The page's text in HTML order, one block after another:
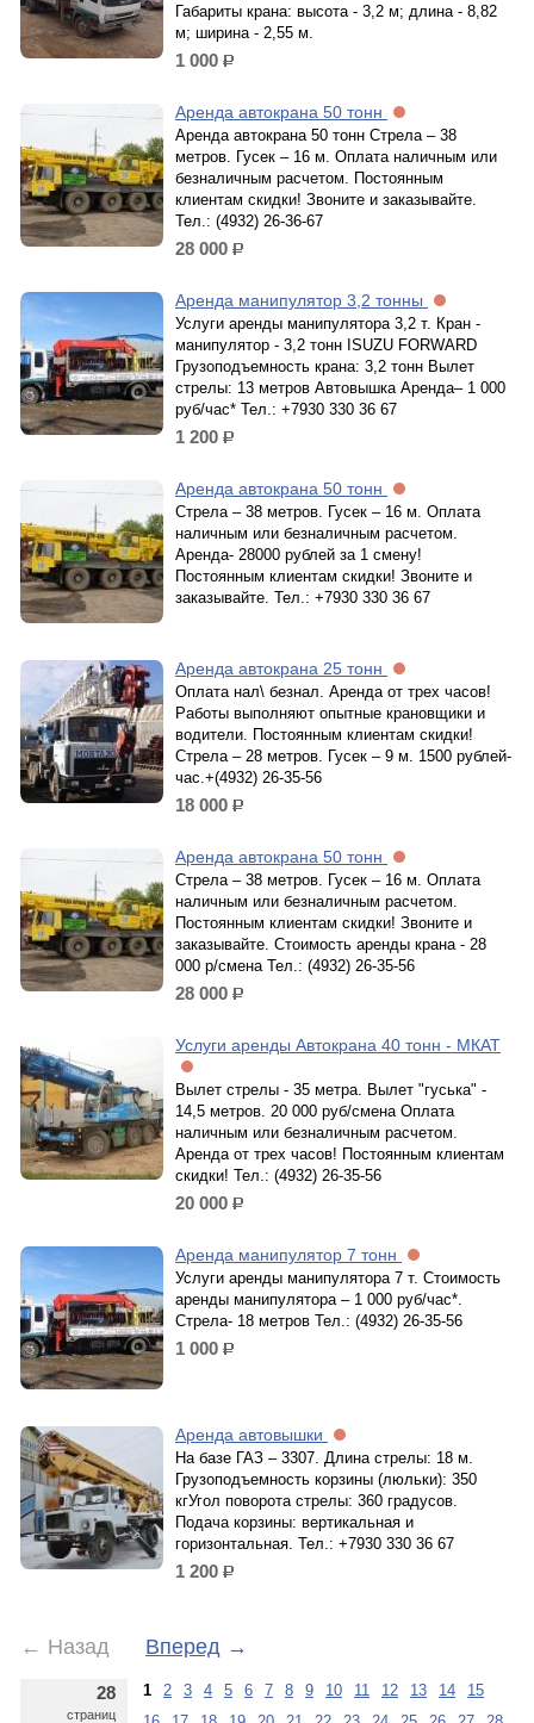
Габариты крана: высота - 3,2 м; длина - 8,82
м; ширина - 2,55 м.
1 000 р.
Аренда автокрана 50 тонн
Аренда автокрана 50 тонн Стрела – 38
метров. Гусек – 16 м. Оплата наличным или
безналичным расчетом. Постоянным
клиентам скидки! Звоните и заказывайте.
Тел.: (4932) 26-36-67
28 000 р.
Аренда манипулятор 3,2 тонны
Услуги аренды манипулятора 3,2 т. Кран -
манипулятор - 3,2 тонн ISUZU FORWARD
Грузоподъемность крана: 3,2 тонн Вылет
стрелы: 13 метров Автовышка Аренда– 1 000
руб/час* Тел.: +7930 330 36 67
1 200 р.
Аренда автокрана 50 тонн
Стрела – 38 метров. Гусек – 16 м. Оплата
наличным или безналичным расчетом.
Аренда- 28000 рублей за 1 смену!
Постоянным клиентам скидки! Звоните и
заказывайте. Тел.: +7930 330 36 67
Аренда автокрана 25 тонн
Оплата нал\ безнал. Аренда от трех часов!
Работы выполняют опытные крановщики и
водители. Постоянным клиентам скидки!
Стрела – 28 метров. Гусек – 9 м. 1500 рублей-
час.+(4932) 26-35-56
18 000 р.
Аренда автокрана 50 тонн
Стрела – 38 метров. Гусек – 16 м. Оплата
наличным или безналичным расчетом.
Постоянным клиентам скидки! Звоните и
заказывайте. Стоимость аренды крана - 28
000 р/смена Тел.: (4932) 26-35-56
28 000 р.
Услуги аренды Автокрана 40 тонн - МКАТ
Вылет стрелы - 35 метра. Вылет "гуська" -
14,5 метров. 20 000 руб/смена Оплата
наличным или безналичным расчетом.
Аренда от трех часов! Постоянным клиентам
скидки! Тел.: (4932) 26-35-56
20 000 р.
Аренда манипулятор 7 тонн
Услуги аренды манипулятора 7 т. Стоимость
аренды манипулятора – 1 000 руб/час*.
Стрела- 18 метров Тел.: (4932) 26-35-56
1 000 р.
Аренда автовышки
На базе ГАЗ – 3307. Длина стрелы: 18 м.
Грузоподъемность корзины (люльки): 350
кгУгол поворота стрелы: 360 градусов.
Подача корзины: вертикальная и
горизонтальная. Тел.: +7930 330 36 67
1 200 р.
← Назад Вперед →
28
страниц
1 2 3 4 5 6 7 8 9 10 11 12 13 14
15